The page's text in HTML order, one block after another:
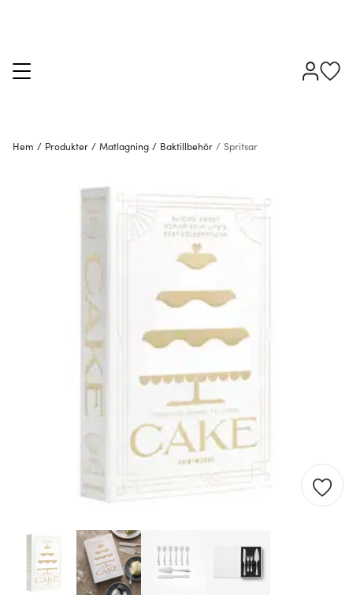
Hem / Produkter / Matlagning / Baktillbehör / Spritsar